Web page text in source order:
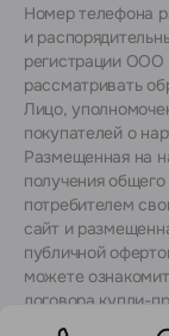
Номер телефона
и
регистрации ООО
рассматривать
Лицо,
покупателей о
Размещенная на
получения
потребителем
сайт и
публичной
можете
договора купли-
с консультантами.